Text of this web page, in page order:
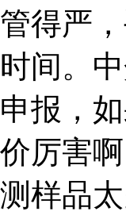
管得严
时间。
申报，
价厉害
测样品